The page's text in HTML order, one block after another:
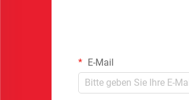
E-Mail